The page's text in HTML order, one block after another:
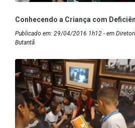
Conhecendo a Criança com
Publicado em: 29/04/2016 1h12 - em
Butantã